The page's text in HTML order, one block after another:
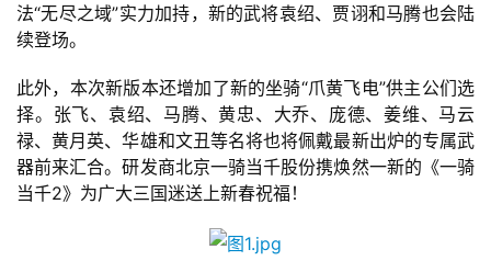
首
页
法“无尽之域”实力加持，新的武将袁绍、贾诩和马腾也会陆
续登场。
此外，本次新版本还增加了新的坐骑“爪黄飞电”供主公们选
择。张飞、袁绍、马腾、黄忠、大乔、庞德、姜维、马云
禄、黄月英、华雄和文丑等名将也将佩戴最新出炉的专属武
器前来汇合。研发商北京一骑当千股份携焕然一新的《一骑
当千2》为广大三国迷送上新春祝福！